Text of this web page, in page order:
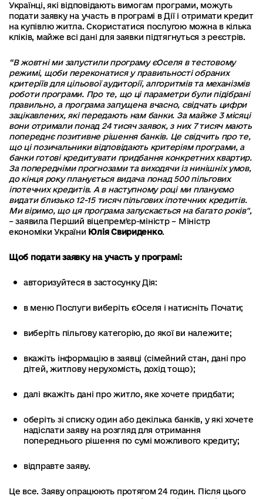
Українці, які відповідають вимогам програми, можуть
подати заявку на участь в програмі в Дії і отримати кредит
на купівлю житла. Скористатися послугою можна в кілька
кліків, майже всі дані для заявки підтягнуться з реєстрів.
“В жовтні ми запустили програму єОселя в тестовому
режимі, щоби переконатися у правильності обраних
критеріїв для цільової аудиторії, алгоритмів та механізмів
роботи програми. Про те, що ці параметри були підібрані
правильно, а програма запущена вчасно, свідчать цифри
зацікавлених, які передають нам банки. За майже 3 місяці
вони отримали понад 24 тисяч заявок, з них 7 тисяч мають
попереднє позитивне рішення банків. Це свідчить про те,
що ці позичальники відповідають критеріям програми, а
банки готові кредитувати придбання конкретних квартир.
За попередніми прогнозами та виходячи із нинішніх умов,
до кінця року планується видача понад 500 пільгових
іпотечних кредитів. А в наступному році ми плануємо
видати близько 12-15 тисяч пільгових іпотечних кредитів.
Ми віримо, що ця програма запускається на багато років",
– заявила Перший віцепрем'єр-міністр – Міністр
економіки України Юлія Свириденко.
Щоб подати заявку на участь у програмі:
авторизуйтеся в застосунку Дія:
в меню Послуги виберіть єОселя і натисніть Почати;
виберіть пільгову категорію, до якої ви належите;
вкажіть інформацію в заявці (сімейний стан, дані про
дітей, житлову нерухомість, дохід тощо);
далі вкажіть дані про житло, яке хочете придбати;
оберіть зі списку один або декілька банків, у які хочете
надіслати заяву на розгляд для отримання
попереднього рішення по сумі можливого кредиту;
відправте заяву.
Це все. Заяву опрацюють протягом 24 годин. Після цього